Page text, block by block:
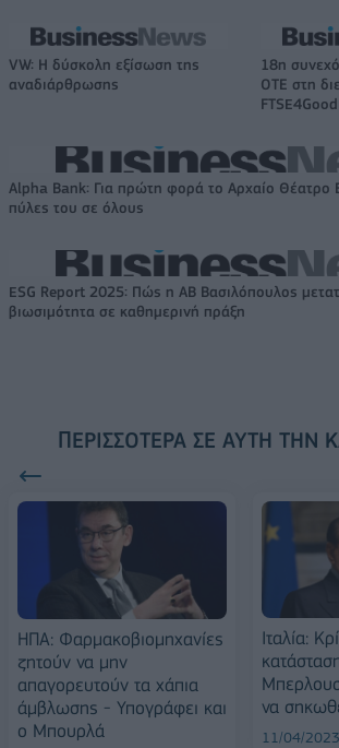
VW: Η δύσκολη εξίσωση της
αναδιάρθρωσης
18η
ΟΤΕ στη
FTSE4Good
Alpha Bank: Για πρώτη φορά το Αρχαίο Θέατρο
πύλες του σε όλους
ESG Report 2025: Πώς η ΑΒ Βασιλόπουλος
βιωσιμότητα σε καθημερινή πράξη
ΠΕΡΙΣΣΌΤΕΡΑ ΣΕ ΑΥΤΉ ΤΗΝ
ΗΠΑ: Φαρμακοβιομηχανίες
ζητούν να μην
απαγορευτούν τα χάπια
άμβλωσης - Υπογράφει και
ο Μπουρλά
Ιταλία:
να
11/04/